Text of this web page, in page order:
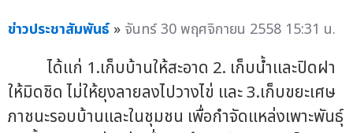
ข่าวประชาสัมพันธ์ » จันทร์ 30 พฤศจิกายน 2558 15:31 น.
ได้แก่ 1.เก็บบ้านให้สะอาด 2. เก็บน้ำและปิดฝา
ให้มิดชิด ไม่ให้ยุงลายลงไปวางไข่ และ 3.เก็บขยะเศษ
ภาชนะรอบบ้านและในชุมชน เพื่อกำจัดแหล่งเพาะพันธุ์